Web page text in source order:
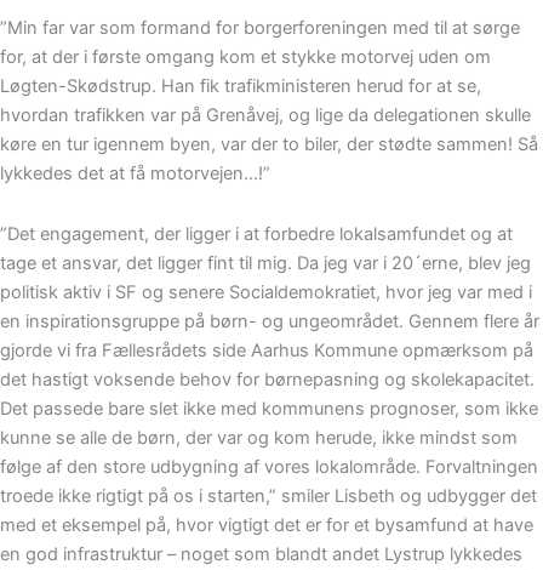
”Min far var som formand for borgerforeningen med til at sørge
for, at der i første omgang kom et stykke motorvej uden om
Løgten-Skødstrup. Han fik trafikministeren herud for at se,
hvordan trafikken var på Grenåvej, og lige da delegationen skulle
køre en tur igennem byen, var der to biler, der stødte sammen! Så
lykkedes det at få motorvejen…!”
”Det engagement, der ligger i at forbedre lokalsamfundet og at
tage et ansvar, det ligger fint til mig. Da jeg var i 20´erne, blev jeg
politisk aktiv i SF og senere Socialdemokratiet, hvor jeg var med i
en inspirationsgruppe på børn- og ungeområdet. Gennem flere år
gjorde vi fra Fællesrådets side Aarhus Kommune opmærksom på
det hastigt voksende behov for børnepasning og skolekapacitet.
Det passede bare slet ikke med kommunens prognoser, som ikke
kunne se alle de børn, der var og kom herude, ikke mindst som
følge af den store udbygning af vores lokalområde. Forvaltningen
troede ikke rigtigt på os i starten,” smiler Lisbeth og udbygger det
med et eksempel på, hvor vigtigt det er for et bysamfund at have
en god infrastruktur – noget som blandt andet Lystrup lykkedes